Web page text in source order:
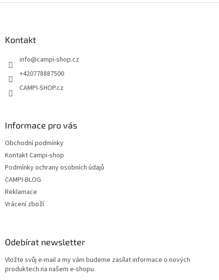
l
Kontakt
info@campi-shop.cz
+420778887500
CAMPI-SHOP.cz
Informace pro vás
Obchodní podmínky
Kontakt Campi-shop
Podmínky ochrany osobních údajů
CAMPI-BLOG
Reklamace
Vrácení zboží
Odebírat newsletter
Vložte svůj e-mail a my vám budeme zasílat informace o nových
produktech na našem e-shopu.